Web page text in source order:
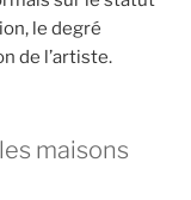
le degré
de l’artiste.
maisons